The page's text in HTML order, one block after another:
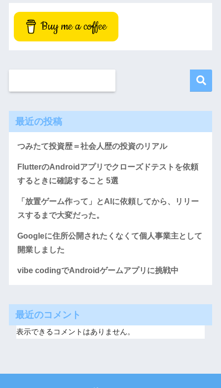
Buy me a coffee
最近の投稿
つみたて投資歴＝社会人歴の投資のリアル
FlutterのAndroidアプリでクローズドテストを依頼
するときに確認すること 5選
「放置ゲーム作って」とAIに依頼してから、リリー
スするまで大変だった。
Googleに住所公開されたくなくて個人事業主として
開業しました
vibe codingでAndroidゲームアプリに挑戦中
最近のコメント
表示できるコメントはありません。